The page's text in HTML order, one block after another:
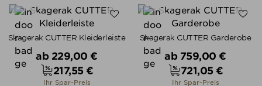
Skagerak CUTTER Kleiderleiste
Verkaufspreis
ab 229,00 €
Preis
217,55 €
Ihr Spar-Preis
Skagerak CUTTER Garderobe
Verkaufspreis
ab 759,00 €
Preis
721,05 €
Ihr Spar-Preis